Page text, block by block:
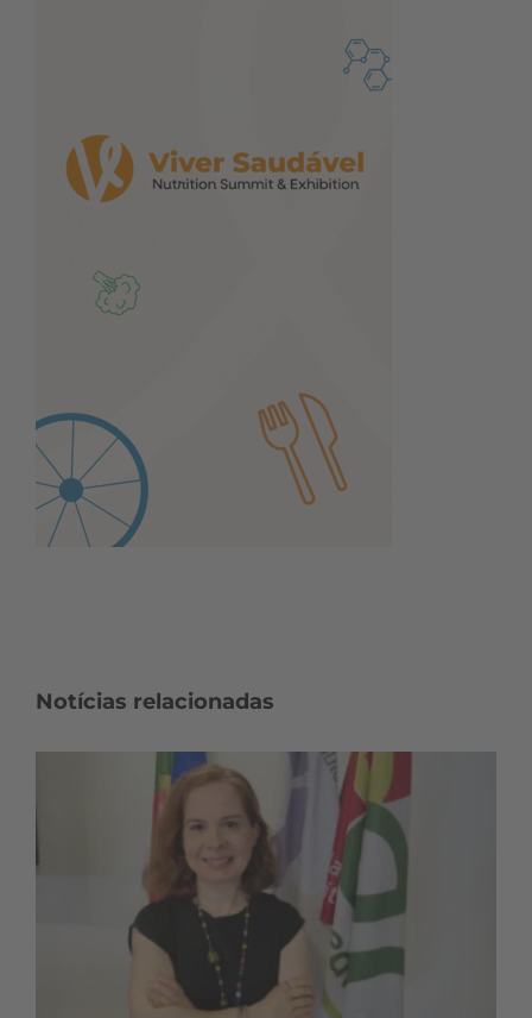
Notícias relacionadas